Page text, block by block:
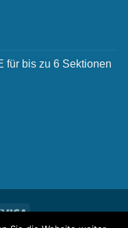
für bis zu 6 Sektionen
Visa